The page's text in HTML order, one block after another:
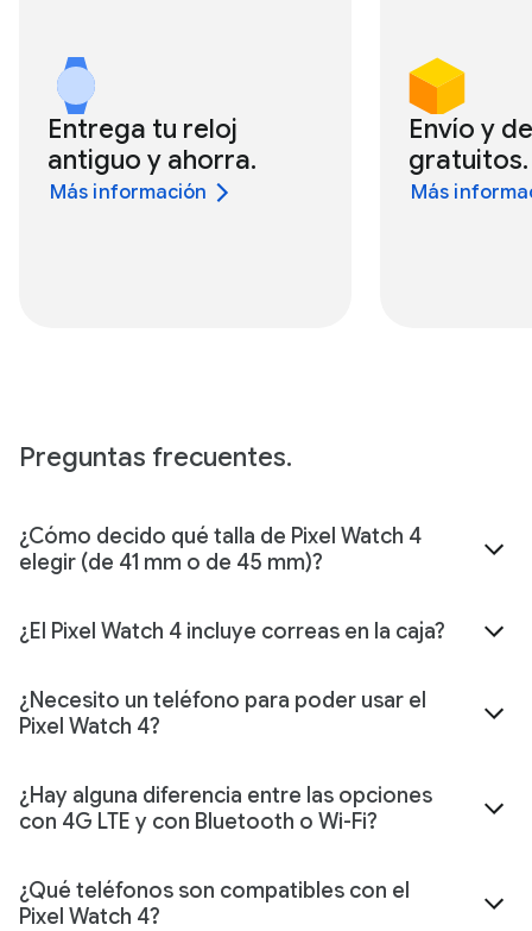
Entrega tu reloj
antiguo y ahorra.
Más información
Envío y
gratuitos.
Más
Preguntas frecuentes.
¿Cómo decido qué talla de Pixel Watch 4
elegir (de 41 mm o de 45 mm)?
¿El Pixel Watch 4 incluye correas en la caja?
¿Necesito un teléfono para poder usar el
Pixel Watch 4?
¿Hay alguna diferencia entre las opciones
con 4G LTE y con Bluetooth o Wi-Fi?
¿Qué teléfonos son compatibles con el
Pixel Watch 4?